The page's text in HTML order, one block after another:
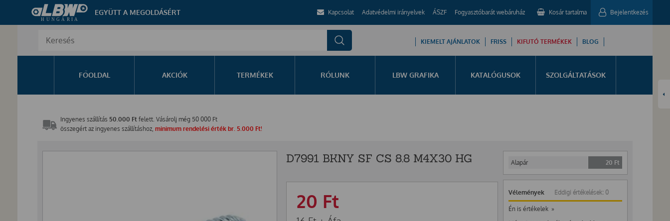
EGYÜTT A MEGOLDÁSÉRT Kapcsolat Adatvédelmi irányelvek ÁSZF Fogyasztóbarát webáruház Kosár tartalma Bejelentkezés
KIEMELT AJÁNLATOK FRISS KIFUTÓ TERMÉKEK BLOG
FŐOLDAL AKCIÓK TERMÉKEK RÓLUNK LBW GRAFIKA KATALÓGUSOK SZOLGÁLTATÁSOK
Ingyenes szállítás 50.000 Ft felett. Vásárolj még 50 000 Ft
összegért az ingyenes szállításhoz, minimum rendelési érték br. 5.000 Ft!
D7991 BKNY SF CS 8.8 M4X30 HG
20 Ft
Alapár 20 Ft
Vélemények Eddigi értékelések: 0
Én is értékelek »